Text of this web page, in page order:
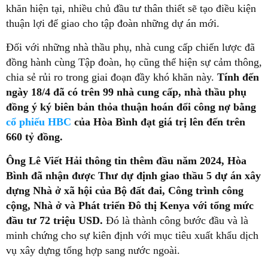
khăn hiện tại, nhiều chủ đầu tư thân thiết sẽ tạo điều kiện
thuận lợi để giao cho tập đoàn những dự án mới.
Đối với những nhà thầu phụ, nhà cung cấp chiến lược đã
đồng hành cùng Tập đoàn, họ cũng thể hiện sự cảm thông,
chia sẻ rủi ro trong giai đoạn đầy khó khăn này. Tính đến
ngày 18/4 đã có trên 99 nhà cung cấp, nhà thầu phụ
đồng ý ký biên bản thỏa thuận hoán đổi công nợ bằng
cổ phiếu HBC của Hòa Bình đạt giá trị lên đến trên
660 tỷ đồng.
Ông Lê Viết Hải thông tin thêm đầu năm 2024, Hòa
Bình đã nhận được Thư dự định giao thầu 5 dự án xây
dựng Nhà ở xã hội của Bộ đất đai, Công trình công
cộng, Nhà ở và Phát triển Đô thị Kenya với tổng mức
đầu tư 72 triệu USD. Đó là thành công bước đầu và là
minh chứng cho sự kiên định với mục tiêu xuất khẩu dịch
vụ xây dựng tổng hợp sang nước ngoài.